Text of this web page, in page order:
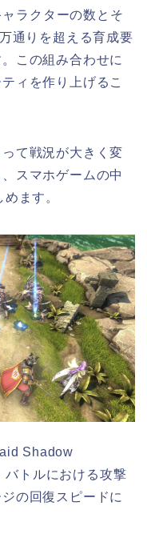
ラクターの数とそ
通りを超える育成要
この組み合わせに
ィを作り上げるこ
て戦況が大きく変
スマホゲームの中
ます。
Shadow
バトルにおける攻撃
の回復スピードに